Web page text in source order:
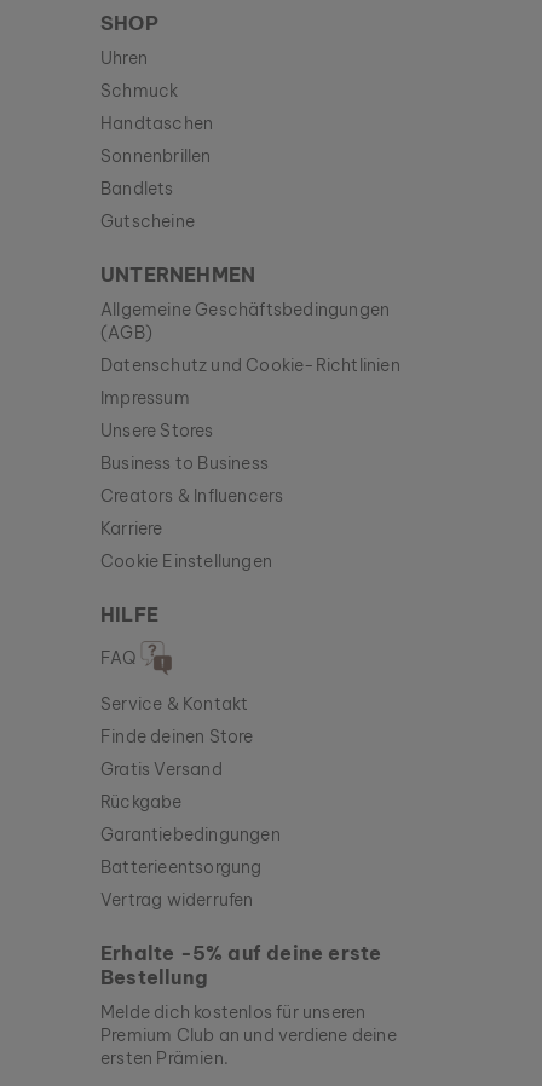
SHOP
Uhren
Schmuck
Handtaschen
Sonnenbrillen
Bandlets
Gutscheine
UNTERNEHMEN
Allgemeine Geschäftsbedingungen
(AGB)
Datenschutz und Cookie-Richtlinien
Impressum
Unsere Stores
Business to Business
Creators & Influencers
Karriere
Cookie Einstellungen
HILFE
FAQ
Service & Kontakt
Finde deinen Store
Gratis Versand
Rückgabe
Garantiebedingungen
Batterieentsorgung
Vertrag widerrufen
Erhalte -5% auf deine erste
Bestellung
Melde dich kostenlos für unseren
Premium Club an und verdiene deine
ersten Prämien.